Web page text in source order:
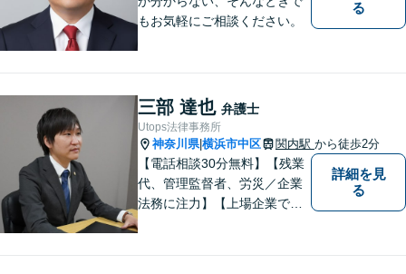
もお気軽にご相談ください。
る
三部 達也 弁護士
Utops法律事務所
神奈川県|横浜市中区 関内駅 から徒歩2分
【電話相談30分無料】【残業
代、管理監督者、労災／企業
法務に注力】【上場企業で社
詳細を見
る